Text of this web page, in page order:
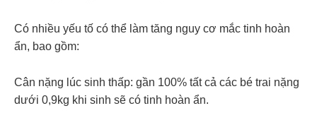
Có nhiều yếu tố có thể làm tăng nguy cơ mắc tinh hoàn
ẩn, bao gồm:
Cân nặng lúc sinh thấp: gần 100% tất cả các bé trai nặng
dưới 0,9kg khi sinh sẽ có tinh hoàn ẩn.